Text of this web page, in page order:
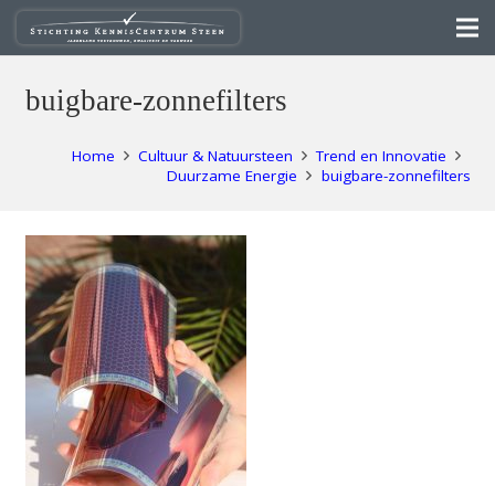
buigbare-zonnefilters
Home Cultuur & Natuursteen
Trend en Innovatie
Duurzame Energie
buigbare-zonnefilters